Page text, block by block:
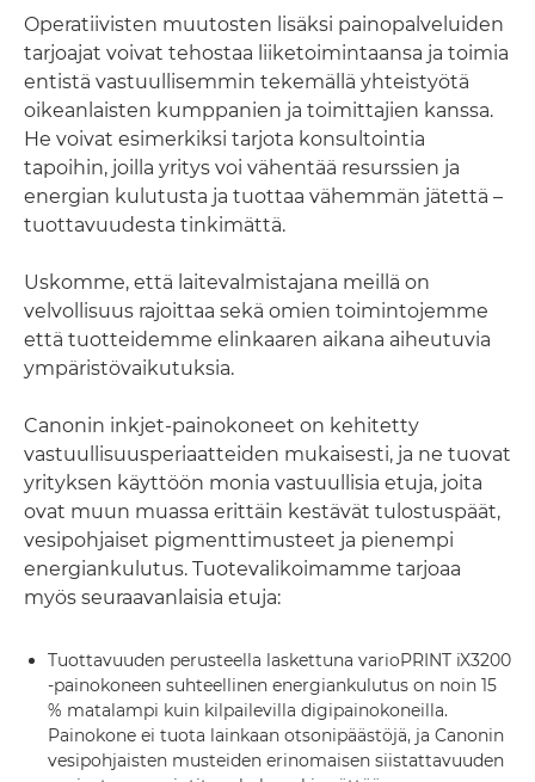
Operatiivisten muutosten lisäksi painopalveluiden
tarjoajat voivat tehostaa liiketoimintaansa ja toimia
entistä vastuullisemmin tekemällä yhteistyötä
oikeanlaisten kumppanien ja toimittajien kanssa.
He voivat esimerkiksi tarjota konsultointia
tapoihin, joilla yritys voi vähentää resurssien ja
energian kulutusta ja tuottaa vähemmän jätettä –
tuottavuudesta tinkimättä.
Uskomme, että laitevalmistajana meillä on
velvollisuus rajoittaa sekä omien toimintojemme
että tuotteidemme elinkaaren aikana aiheutuvia
ympäristövaikutuksia.
Canonin inkjet-painokoneet on kehitetty
vastuullisuusperiaatteiden mukaisesti, ja ne tuovat
yrityksen käyttöön monia vastuullisia etuja, joita
ovat muun muassa erittäin kestävät tulostuspäät,
vesipohjaiset pigmenttimusteet ja pienempi
energiankulutus. Tuotevalikoimamme tarjoaa
myös seuraavanlaisia etuja:
Tuottavuuden perusteella laskettuna varioPRINT iX3200
-painokoneen suhteellinen energiankulutus on noin 15
% matalampi kuin kilpailevilla digipainokoneilla.
Painokone ei tuota lainkaan otsonipäästöjä, ja Canonin
vesipohjaisten musteiden erinomaisen siistattavuuden